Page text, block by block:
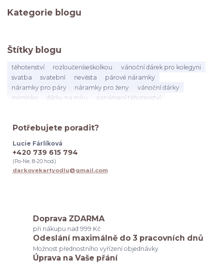
Kategorie blogu
Štítky blogu
těhotenství rozloučeníseškolkou
vánoční dárek pro kolegyni
svatba
svatební nevěsta
párové náramky
náramky pro páry
náramky pro ženy
vánoční dárky
miminko
dárky na míru
oznámení těhotenství
poděkováníučitelce
kolegyně
byla jsi skvělá kolegyni
odchod z práce
dárek pro kolegyni při rozlučce v práci
svědkyně
poděkování rodičům
svatební seznam
co potřebuju na svatbu
výběr svědkyně
dárky družičky
Potřebujete poradit?
Lucie Fárlíková
+420 739 615 794
(Po-Ne, 8-20 hod.)
darkovekartyodlu@gmail.com
Doprava ZDARMA
při nákupu nad 999 Kč
Odeslání maximálně do 3 pracovních dnů
Možnost přednostního vyřízení objednávky
Úprava na Vaše přání